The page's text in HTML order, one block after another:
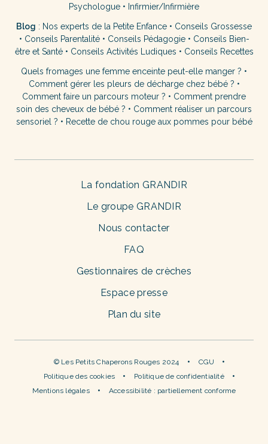
Psychologue • Infirmier/Infirmière
Blog : Nos experts de la Petite Enfance • Conseils Grossesse
• Conseils Parentalité• Conseils Pédagogie• Conseils Bien-
être et Santé• Conseils Activités Ludiques • Conseils Recettes
Quels fromages une femme enceinte peut-elle manger ? •
Comment gérer les pleurs de décharge chez bébé ? •
Comment faire un parcours moteur ? • Comment prendre
soin des cheveux de bébé ? • Comment réaliser un parcours
sensoriel ? • Recette de chou rouge aux pommes pour bébé
La fondation GRANDIR
Le groupe GRANDIR
Nous contacter
FAQ
Gestionnaires de crèches
Espace presse
Plan du site
© Les Petits Chaperons Rouges 2024
CGU
Politique des cookies
Politique de confidentialité
Mentions légales
Accessibilité : partiellement conforme